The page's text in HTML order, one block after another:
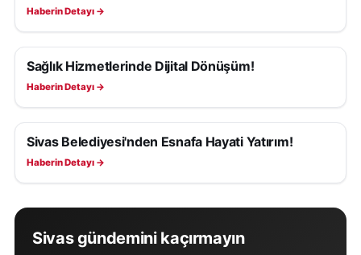
Haberin Detayı →
SAĞLIK
Sağlık Hizmetlerinde Dijital Dönüşüm!
Haberin Detayı →
SAĞLIK
Sivas Belediyesi'nden Esnafa Hayati Yatırım!
Haberin Detayı →
Sivas gündemini kaçırmayın